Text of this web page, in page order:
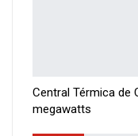
Central Térmica de
megawatts